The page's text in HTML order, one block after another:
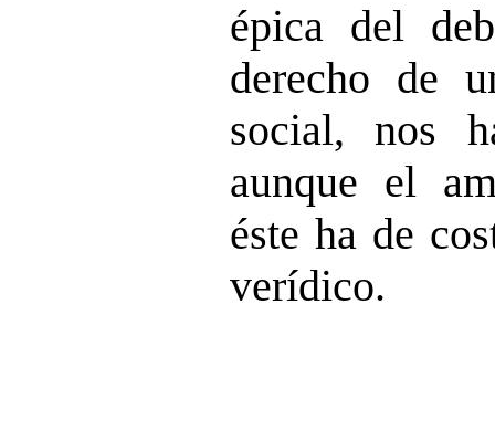
épica del
derecho de
social, nos
aunque el
éste ha de
verídico.